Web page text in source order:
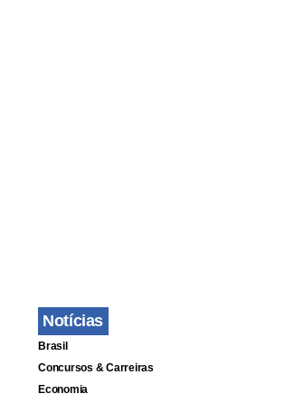
Notícias
Brasil
Concursos & Carreiras
Economia